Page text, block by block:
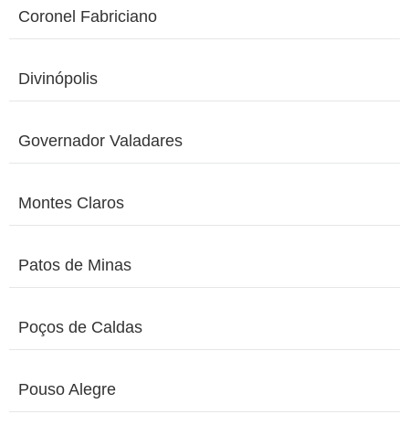
Coronel Fabriciano
Divinópolis
Governador Valadares
Montes Claros
Patos de Minas
Poços de Caldas
Pouso Alegre